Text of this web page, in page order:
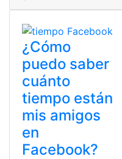
¿Cómo
puedo saber
cuánto
tiempo están
mis amigos
en
Facebook?